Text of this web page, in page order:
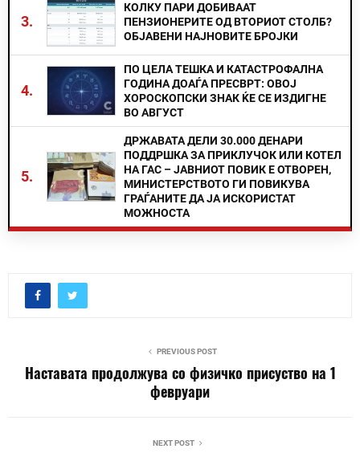
3.
КОЛКУ ПАРИ ДОБИВААТ
ПЕНЗИОНЕРИТЕ ОД ВТОРИОТ СТОЛБ?
ОБЈАВЕНИ НАЈНОВИТЕ БРОЈКИ
4.
ПО ЦЕЛА ТЕШКА И КАТАСТРОФАЛНА
ГОДИНА ДОАЃА ПРЕСВРТ: ОВОЈ
ХОРОСКОПСКИ ЗНАК ЌЕ СЕ ИЗДИГНЕ
ВО АВГУСТ
5.
ДРЖАВАТА ДЕЛИ 30.000 ДЕНАРИ
ПОДДРШКА ЗА ПРИКЛУЧОК ИЛИ КОТЕЛ
НА ГАС – ЈАВНИОТ ПОВИК Е ОТВОРЕН,
МИНИСТЕРСТВОТО ГИ ПОВИКУВА
ГРАЃАНИТЕ ДА ЈА ИСКОРИСТАТ
МОЖНОСТА
PREVIOUS POST
Наставата продолжува со физичко присуство на 1
февруари
NEXT POST